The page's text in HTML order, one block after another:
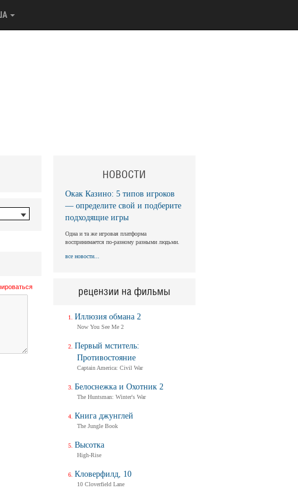
НОВОСТИ
Окак Казино: 5 типов игроков
— определите свой и подберите
подходящие игры
Одна и та же игровая платформа
воспринимается по-разному разными людьми.
все новости...
рецензии на фильмы
Иллюзия обмана 2
Now You See Me 2
Первый мститель:
Противостояние
Captain America: Civil War
Белоснежка и Охотник 2
The Huntsman: Winter's War
Книга джунглей
The Jungle Book
Высотка
High-Rise
Кловерфилд, 10
10 Cloverfield Lane